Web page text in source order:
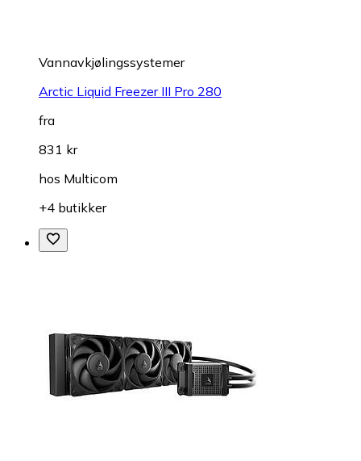
Vannavkjølingssystemer
Arctic Liquid Freezer III Pro 280
fra
831 kr
hos Multicom
+4 butikker